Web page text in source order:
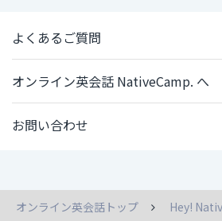
よくあるご質問
オンライン英会話 NativeCamp. へ
お問い合わせ
オンライン英会話トップ
Hey!